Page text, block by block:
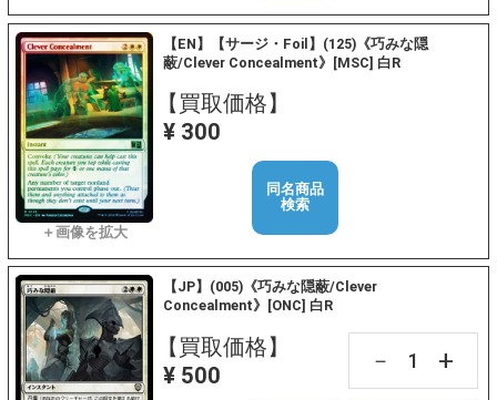
【EN】【サージ・Foil】(125)《巧みな隠
蔽/Clever Concealment》[MSC] 白R
【買取価格】
¥ 300
同名商品
検索
【JP】(005)《巧みな隠蔽/Clever
Concealment》[ONC] 白R
【買取価格】
¥ 500
－ +